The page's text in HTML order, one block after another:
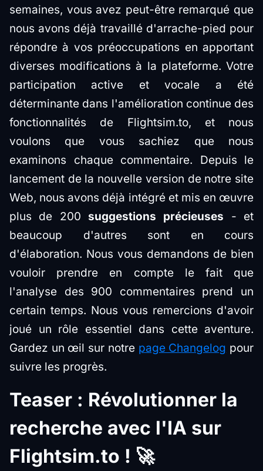
semaines, vous avez peut-être remarqué que
nous avons déjà travaillé d'arrache-pied pour
répondre à vos préoccupations en apportant
diverses modifications à la plateforme. Votre
participation active et vocale a été
déterminante dans l'amélioration continue des
fonctionnalités de Flightsim.to, et nous
voulons que vous sachiez que nous
examinons chaque commentaire. Depuis le
lancement de la nouvelle version de notre site
Web, nous avons déjà intégré et mis en œuvre
plus de 200 suggestions précieuses - et
beaucoup d'autres sont en cours
d'élaboration. Nous vous demandons de bien
vouloir prendre en compte le fait que
l'analyse des 900 commentaires prend un
certain temps. Nous vous remercions d'avoir
joué un rôle essentiel dans cette aventure.
Gardez un œil sur notre page Changelog pour
suivre les progrès.
Teaser : Révolutionner la
recherche avec l'IA sur
Flightsim.to ! 🚀